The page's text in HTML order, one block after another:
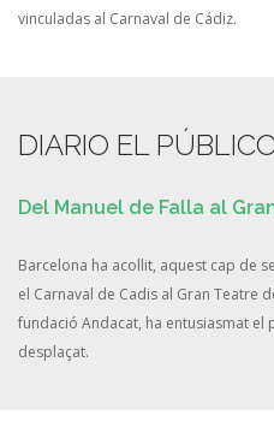
vinculadas al Carnaval de Cádiz.
DIARIO EL
Del Manuel de Falla al
Barcelona ha acollit, aquest cap de
el Carnaval de Cadis al Gran Teatre
fundació Andacat, ha entusiasmat el
desplaçat.